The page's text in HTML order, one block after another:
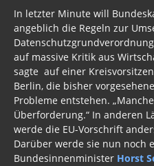
In letzter Minute will
angeblich die Regeln zur
auf massive Kritik aus
sagte auf einer
Berlin, die bisher
Probleme entstehen.
Überforderung.“ In anderen
werde die EU-Vorschrift
Darüber werde sie nun noch
Bundesinnenminister Horst